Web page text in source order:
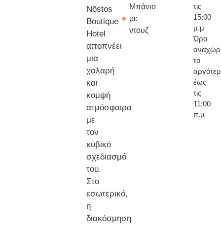
Nōstos
Boutique
Hotel
αποπνέει
μια
χαλαρή
και
κομψή
ατμόσφαιρα
με
τον
κυβικό
σχεδιασμό
του.
Στο
εσωτερικό,
η
διακόσμηση
Μπάνιο
με
ντουζ
τις
15:00
μ.μ
Ώρα
το
έως
τις
11:00
π.μ